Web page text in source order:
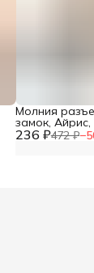
236 ₽472 ₽−
Молния
замок,